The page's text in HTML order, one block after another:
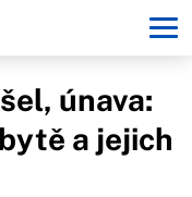
únava:
a jejich